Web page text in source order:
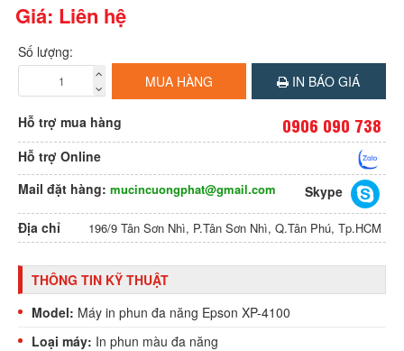
Giá: Liên hệ
Số lượng:
MUA HÀNG
IN BÁO GIÁ
Hỗ trợ mua hàng 0906 090 738
Hỗ trợ Online
Mail đặt hàng: mucincuongphat@gmail.com
Skype
Địa chỉ
196/9 Tân Sơn Nhì, P.Tân Sơn Nhì, Q.Tân Phú, Tp.HCM
THÔNG TIN KỸ THUẬT
Model: Máy in phun đa năng Epson XP-4100
Loại máy: In phun màu đa năng